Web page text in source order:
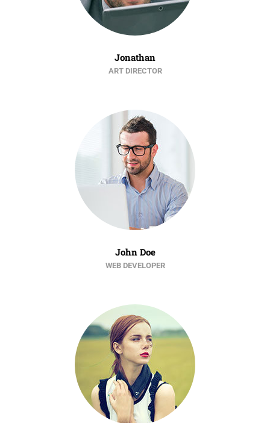
Jonathan
ART DIRECTOR
John Doe
WEB DEVELOPER